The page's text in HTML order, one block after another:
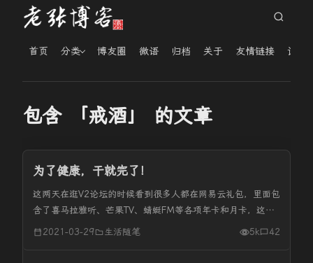
首页 分类 博友圈 微语 归档 关于 友情链接 读者
包含 「戒酒」 的文章
为了健康，干就完了！
这两天在逛V2论坛的时候看到很多人都在网易云礼包，里面包
含了喜马拉雅听、芒果TV、蜻蜓FM等各项年卡和月卡，这个
引起了我的注意。 在春节前一个月的时候，每天下午头都晕
2021-03-29 生活随笔 5k 42